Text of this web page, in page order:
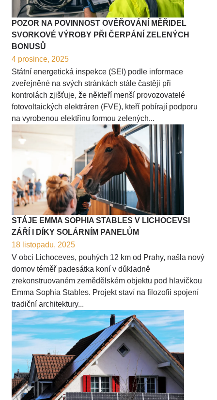
POZOR NA POVINNOST OVĚŘOVÁNÍ MĚŘIDEL
SVORKOVÉ VÝROBY PŘI ČERPÁNÍ ZELENÝCH
BONUSŮ
4 prosince, 2025
Státní energetická inspekce (SEI) podle informace
zveřejněné na svých stránkách stále častěji při
kontrolách zjišťuje, že někteří menší provozovatelé
fotovoltaických elektráren (FVE), kteří pobírají podporu
na vyrobenou elektřinu formou zelených...
STÁJE EMMA SOPHIA STABLES V LICHOCEVSI
ZÁŘÍ I DÍKY SOLÁRNÍM PANELŮM
18 listopadu, 2025
V obci Lichoceves, pouhých 12 km od Prahy, našla nový
domov téměř padesátka koní v důkladně
zrekonstruovaném zemědělském objektu pod hlavičkou
Emma Sophia Stables. Projekt staví na filozofii spojení
tradiční architektury...